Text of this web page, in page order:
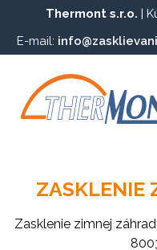
Thermont s.r.o. |
E-mail:
ZASKLENIE
Zasklenie zimnej